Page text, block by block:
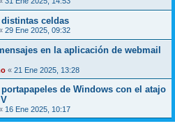
celdas
29 Ene 2025, 09:32
en la aplicación de webmail
« 21 Ene 2025, 13:28
de Windows con el atajo
16 Ene 2025, 10:17